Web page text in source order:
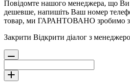
Повідомте нашого менеджера, що
дешевше, напишіть Ваш номер
товар, ми ГАРАНТОВАНО зробимо
Закрити Відкрити діалог з